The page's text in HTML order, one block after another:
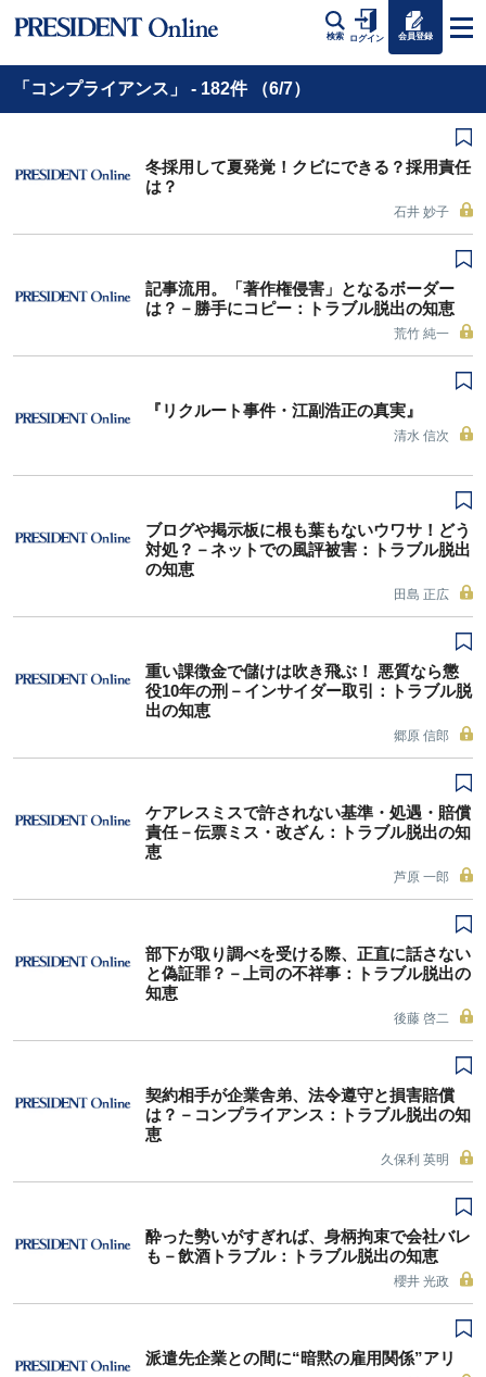
検索 ログイン 会員登録
「コンプライアンス」 - 182件 （6/7）
冬採用して夏発覚！クビにできる？採用責任
は？
石井 妙子
記事流用。「著作権侵害」となるボーダー
は？－勝手にコピー：トラブル脱出の知恵
荒竹 純一
『リクルート事件・江副浩正の真実』
清水 信次
ブログや掲示板に根も葉もないウワサ！どう
対処？－ネットでの風評被害：トラブル脱出
の知恵
田島 正広
重い課徴金で儲けは吹き飛ぶ！ 悪質なら懲
役10年の刑－インサイダー取引：トラブル脱
出の知恵
郷原 信郎
ケアレスミスで許されない基準・処遇・賠償
責任－伝票ミス・改ざん：トラブル脱出の知
恵
芦原 一郎
部下が取り調べを受ける際、正直に話さない
と偽証罪？－上司の不祥事：トラブル脱出の
知恵
後藤 啓二
契約相手が企業舎弟、法令遵守と損害賠償
は？－コンプライアンス：トラブル脱出の知
恵
久保利 英明
酔った勢いがすぎれば、身柄拘束で会社バレ
も－飲酒トラブル：トラブル脱出の知恵
櫻井 光政
派遣先企業との間に“暗黙の雇用関係”アリ